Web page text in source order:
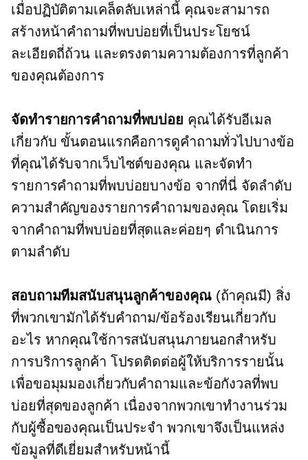
เมื่อปฏิบัติตามเคล็ดลับเหล่านี้ คุณจะสามารถ
สร้างหน้าคำถามที่พบบ่อยที่เป็นประโยชน์
ละเอียดถี่ถ้วน และตรงตามความต้องการที่ลูกค้า
ของคุณต้องการ
จัดทำรายการคำถามที่พบบ่อย คุณได้รับอีเมล
เกี่ยวกับ ขั้นตอนแรกคือการดูคำถามทั่วไปบางข้อ
ที่คุณได้รับจากเว็บไซต์ของคุณ และจัดทำ
รายการคำถามที่พบบ่อยบางข้อ จากที่นี่ จัดลำดับ
ความสำคัญของรายการคำถามของคุณ โดยเริ่ม
จากคำถามที่พบบ่อยที่สุดและค่อยๆ ดำเนินการ
ตามลำดับ
สอบถามทีมสนับสนุนลูกค้าของคุณ (ถ้าคุณมี) สิ่ง
ที่พวกเขามักได้รับคำถาม/ข้อร้องเรียนเกี่ยวกับ
อะไร หากคุณใช้การสนับสนุนภายนอกสำหรับ
การบริการลูกค้า โปรดติดต่อผู้ให้บริการรายนั้น
เพื่อขอมุมมองเกี่ยวกับคำถามและข้อกังวลที่พบ
บ่อยที่สุดของลูกค้า เนื่องจากพวกเขาทำงานร่วม
กับผู้ซื้อของคุณเป็นประจำ พวกเขาจึงเป็นแหล่ง
ข้อมูลที่ดีเยี่ยมสำหรับหน้านี้